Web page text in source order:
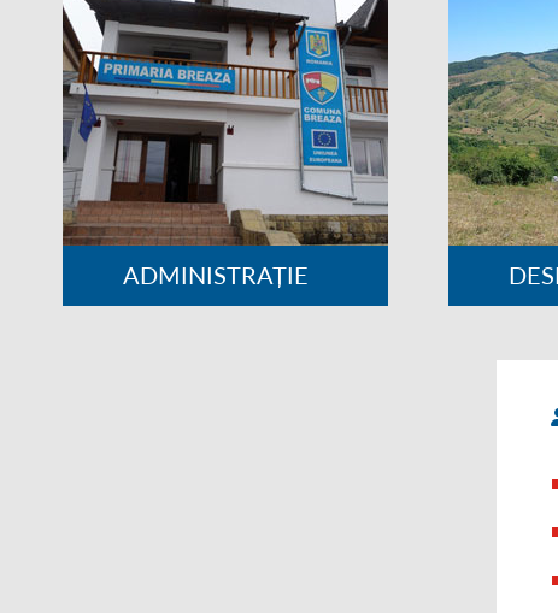
ADMINISTRAȚIE